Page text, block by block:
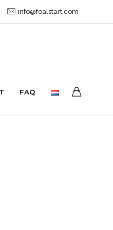
info@foalstart.com
FAQ